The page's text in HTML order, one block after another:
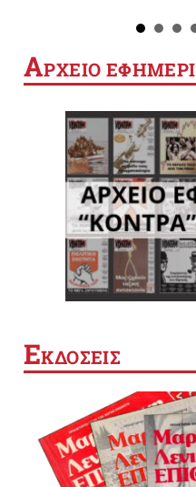
ΑΡΧΕΙΟ
ΕΚΔΟΣΕΙΣ